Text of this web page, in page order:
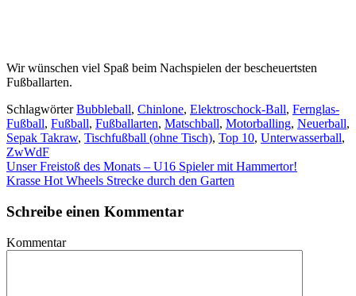
Wir wünschen viel Spaß beim Nachspielen der bescheuertsten
Fußballarten.
SchlagwörterBubbleball, Chinlone, Elektroschock-Ball, Fernglas-
Fußball, Fußball, Fußballarten, Matschball, Motorballing, Neuerball,
Sepak Takraw, Tischfußball (ohne Tisch), Top 10, Unterwasserball,
ZwWdF
Unser Freistoß des Monats – U16 Spieler mit Hammertor!
Krasse Hot Wheels Strecke durch den Garten
Schreibe einen Kommentar
Kommentar